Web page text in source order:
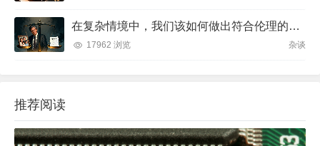
在复杂情境中，我们该如何做出符合伦理的决策？
17962 浏览 杂谈
推荐阅读